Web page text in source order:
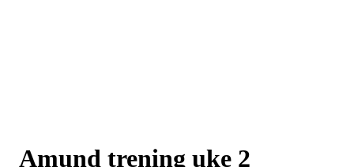
Amund trening uke 2